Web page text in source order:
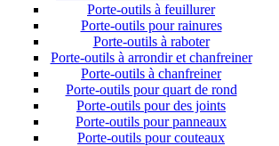
Porte-outils à feuillurer
Porte-outils pour rainures
Porte-outils à raboter
Porte-outils à arrondir et chanfreiner
Porte-outils à chanfreiner
Porte-outils pour quart de rond
Porte-outils pour des joints
Porte-outils pour panneaux
Porte-outils pour couteaux